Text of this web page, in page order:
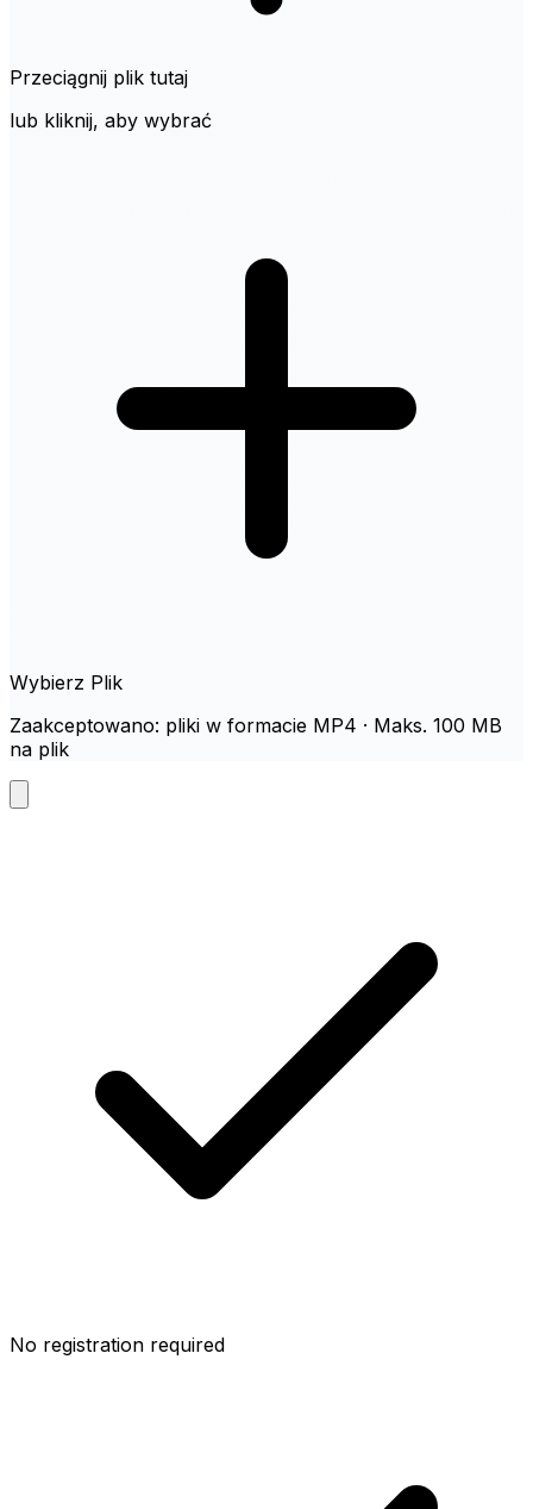
Przeciągnij plik tutaj
lub kliknij, aby wybrać
Wybierz Plik
Zaakceptowano: pliki w formacie MP4 · Maks. 100 MB
na plik
No registration required